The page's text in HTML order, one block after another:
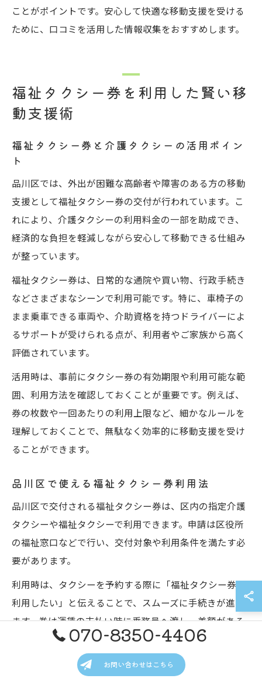
ことがポイントです。安心して快適な移動支援を受ける
ために、口コミを活用した情報収集をおすすめします。
福祉タクシー券を利用した賢い移
動支援術
福祉タクシー券と介護タクシーの活用ポイン
ト
品川区では、外出が困難な高齢者や障害のある方の移動
支援として福祉タクシー券の交付が行われています。こ
れにより、介護タクシーの利用料金の一部を助成でき、
経済的な負担を軽減しながら安心して移動できる仕組み
が整っています。
福祉タクシー券は、日常的な通院や買い物、行政手続き
などさまざまなシーンで利用可能です。特に、車椅子の
まま乗車できる車両や、介助資格を持つドライバーによ
るサポートが受けられる点が、利用者やご家族から高く
評価されています。
活用時は、事前にタクシー券の有効期限や利用可能な範
囲、利用方法を確認しておくことが重要です。例えば、
券の枚数や一回あたりの利用上限など、細かなルールを
理解しておくことで、無駄なく効率的に移動支援を受け
ることができます。
品川区で使える福祉タクシー券利用法
品川区で交付される福祉タクシー券は、区内の指定介護
タクシーや福祉タクシーで利用できます。申請は区役所
の福祉窓口などで行い、交付対象や利用条件を満たす必
要があります。
利用時は、タクシーを予約する際に「福祉タクシー券を
利用したい」と伝えることで、スムーズに手続きが進み
ます。券は運賃の支払い時に乗務員へ渡し、差額がある
場合は現金等で精算します。
注意点として、券の有効期限や1回の利用上限金額を確認
070-8350-4406
お問い合わせはこちら